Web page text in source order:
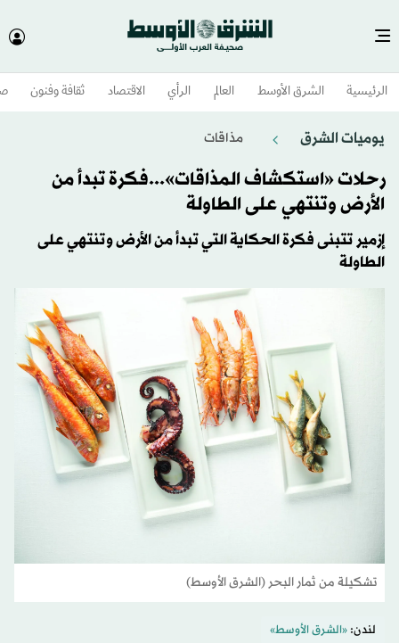
الرئيسية الشرق الأوسط​ العالم الرأي الاقتصاد ثقافة وفنون
يوميات الشرق مذاقات
رحلات «استكشاف المذاقات»...فكرة تبدأ من
الأرض وتنتهي على الطاولة
إزمير تتبنى فكرة الحكاية التي تبدأ من الأرض وتنتهي على
الطاولة
تشكيلة من ثمار البحر (الشرق الأوسط)
لندن:«الشرق الأوسط»